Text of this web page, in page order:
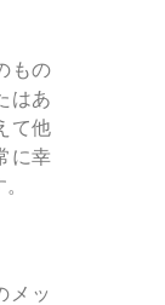
もの
はあ
て他
に幸
メッ